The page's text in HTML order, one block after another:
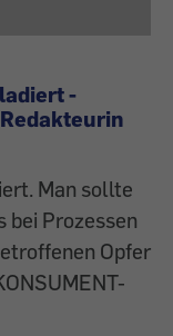
-
Man sollte
bei Prozessen
Opfer